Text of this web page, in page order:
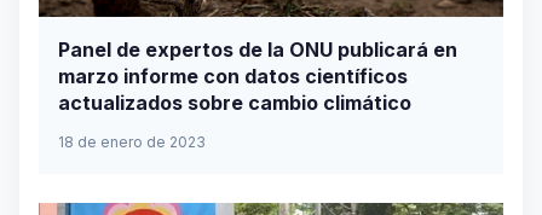
Panel de expertos de la ONU publicará en
marzo informe con datos científicos
actualizados sobre cambio climático
18 de enero de 2023